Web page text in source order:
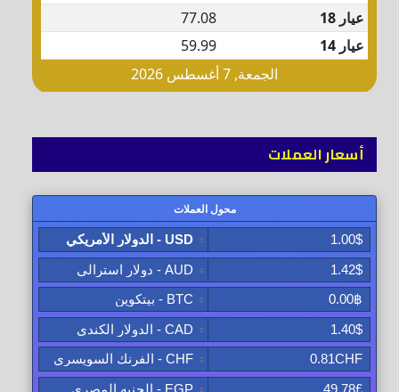
أسعار العملات